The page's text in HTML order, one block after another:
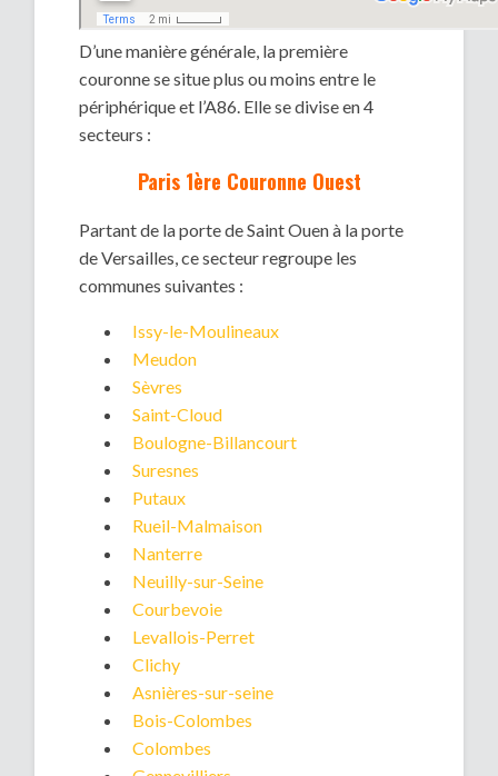
D’une manière générale, la première
couronne se situe plus ou moins entre le
périphérique et l’A86. Elle se divise en 4
secteurs :
Paris 1ère Couronne Ouest
Partant de la porte de Saint Ouen à la porte
de Versailles, ce secteur regroupe les
communes suivantes :
Issy-le-Moulineaux
Meudon
Sèvres
Saint-Cloud
Boulogne-Billancourt
Suresnes
Putaux
Rueil-Malmaison
Nanterre
Neuilly-sur-Seine
Courbevoie
Levallois-Perret
Clichy
Asnières-sur-seine
Bois-Colombes
Colombes